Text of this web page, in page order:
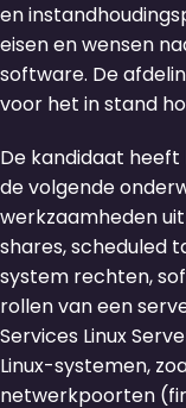
en
eisen en wensen
software. De
voor het in stand
De kandidaat heeft
de volgende
werkzaamheden
shares, scheduled
system rechten,
rollen van een
Services Linux
Linux-systemen,
netwerkpoorten